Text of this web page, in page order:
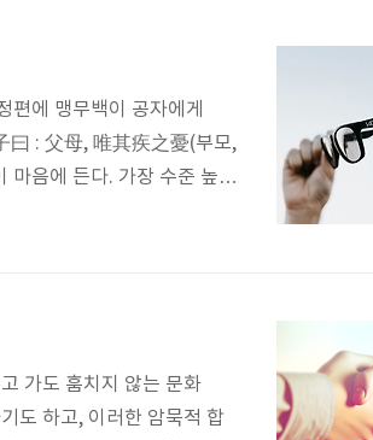
에 맹무백이 공자에게
曰 : 父母, 唯其疾之憂(부모,
마음에 든다. 가장 수준 높고
기 때문이다.그 해석은 다음
가도 훔치지 않는 문화
도 하고, 이러한 암묵적 합